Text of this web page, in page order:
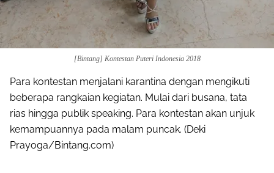
[Bintang] Kontestan Puteri Indonesia 2018
Para kontestan menjalani karantina dengan mengikuti
beberapa rangkaian kegiatan. Mulai dari busana, tata
rias hingga publik speaking. Para kontestan akan unjuk
kemampuannya pada malam puncak. (Deki
Prayoga/Bintang.com)